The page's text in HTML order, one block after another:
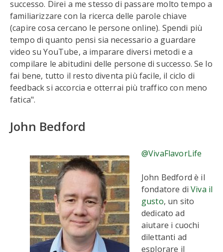
successo. Direi a me stesso di passare molto tempo a
familiarizzare con la ricerca delle parole chiave
(capire cosa cercano le persone online). Spendi più
tempo di quanto pensi sia necessario a guardare
video su YouTube, a imparare diversi metodi e a
compilare le abitudini delle persone di successo. Se lo
fai bene, tutto il resto diventa più facile, il ciclo di
feedback si accorcia e otterrai più traffico con meno
fatica".
John Bedford
@VivaFlavorLife
John Bedford è il
fondatore diViva il
gusto, un sito
dedicato ad
aiutare i cuochi
dilettanti ad
esplorare il